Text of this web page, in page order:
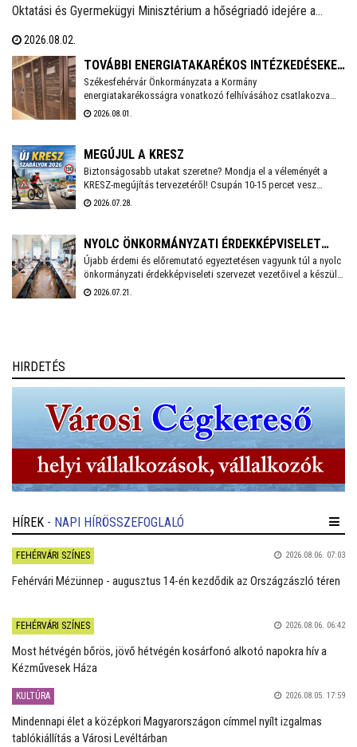
Oktatási és Gyermekügyi Minisztérium a hőségriadó idejére a
és gyermekügyi miniszter Facebook-oldalán szombaton.
2026.08.02.
TOVÁBBI ENERGIATAKARÉKOS INTÉZKEDÉSEKET
VEZET BE SZÉKESFEHÉRVÁR
Székesfehérvár Önkormányzata a Kormány
energiatakarékosságra vonatkozó felhívásához csatlakozva
több intézkedést vezet be a villamosenergia-felhasználás
energiafelhasználás, és a munkavállalók számára is
2026.08.01.
MEGÚJUL A KRESZ
Biztonságosabb utakat szeretne? Mondja el a véleményét a
KRESZ-megújítás tervezetéről! Csupán 10-15 percet vesz
igénybe a Közlekedési és Beruházási Minisztérium által
anonim és önkéntes.
2026.07.28.
NYOLC ÖNKORMÁNYZATI ÉRDEKKÉPVISELET
KÖZÖSEN KÉSZÍT SZAKPOLITIKAI
JAVASLATCSOMAGOT
Újabb érdemi és előremutató egyeztetésen vagyunk túl a nyolc
önkormányzati érdekképviseleti szervezet vezetőivel a készülő
közös, össz-szövetségi szakpolitikai javaslatcsomagunkról -
2026.07.21.
HIRDETÉS
HÍREK - NAPI HÍRÖSSZEFOGLALÓ
FEHÉRVÁRI SZÍNES 2026.08.06. 07:03
Fehérvári Mézünnep - augusztus 14-én kezdődik az Országzászló téren
FEHÉRVÁRI SZÍNES 2026.08.06. 06:42
Most hétvégén bőrös, jövő hétvégén kosárfonó alkotó napokra hív a
Kézművesek Háza
KULTÚRA 2026.08.05. 17:59
Mindennapi élet a középkori Magyarországon címmel nyílt izgalmas
tablókiállítás a Városi Levéltárban